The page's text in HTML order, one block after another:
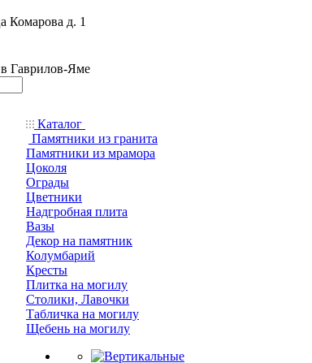
Комарова д. 1
Гаврилов-Яме
Каталог
Памятники из гранита
Памятники из мрамора
Цоколя
Ограды
Цветники
Надгробная плита
Вазы
Декор на памятник
Колумбарий
Кресты
Плитка на могилу
Столики, Лавочки
Табличка на могилу
Щебень на могилу